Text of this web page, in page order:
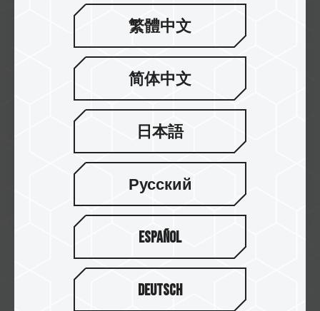
Xmas 2023
查看更多
繁體中文
简体中文
日本語
Русский
Español
Deutsch